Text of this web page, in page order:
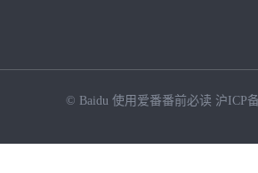
© Baidu 使用爱番番前必读 沪ICP